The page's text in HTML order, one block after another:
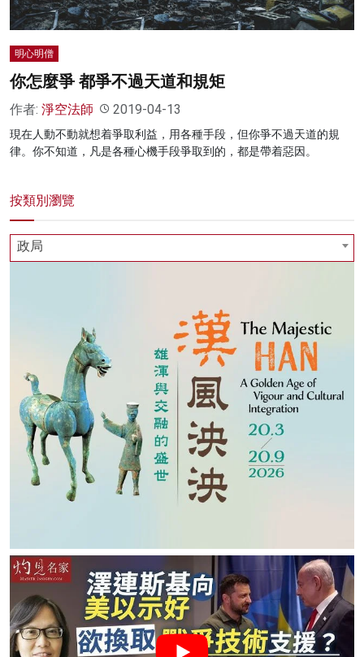
明心明僧
你怎麼爭 都爭不過天道和規矩
作者: 淨空法師 2019-04-13
現在人動不動就想着爭取利益，用各種手段，但你爭不過天道的規
律。你不知道，凡是各種心機手段爭取到的，都是帶着惡因。
按類別瀏覽
政局